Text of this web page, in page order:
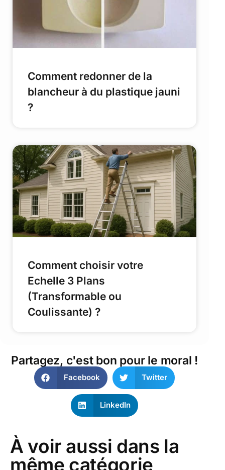
Comment redonner de la
blancheur à du plastique jauni
?
Comment choisir votre
Echelle 3 Plans
(Transformable ou
Coulissante) ?
Partagez, c'est bon pour le moral !
Facebook Twitter
LinkedIn
À voir aussi dans la
même catégorie